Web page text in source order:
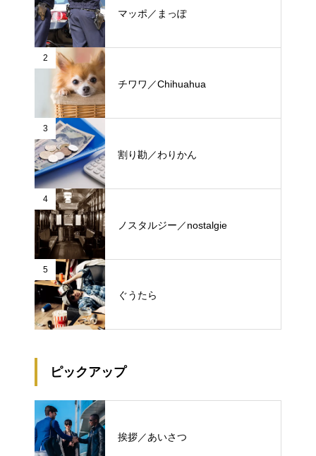
マッポ／まっぽ
2
チワワ／Chihuahua
3
割り勘／わりかん
4
ノスタルジー／nostalgie
5
ぐうたら
ピックアップ
挨拶／あいさつ